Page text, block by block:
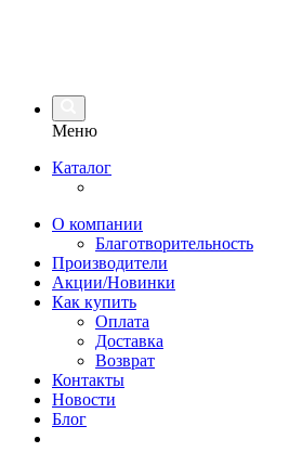
Меню
Каталог
О компании
Благотворительность
Производители
Акции/Новинки
Как купить
Оплата
Доставка
Возврат
Контакты
Новости
Блог